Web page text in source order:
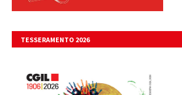
TESSERAMENTO 2026